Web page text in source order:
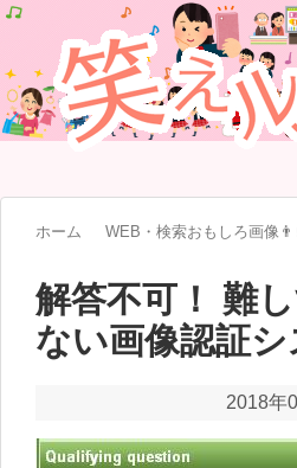
ホーム WEB・検索おもしろ画像
解答不可！ 難
ない画像認証シ
2018年